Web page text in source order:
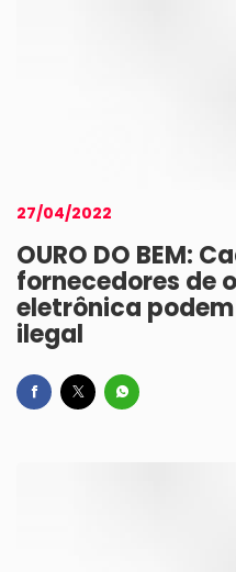
27/04/2022
OURO DO BEM:
fornecedores de
eletrônica
ilegal